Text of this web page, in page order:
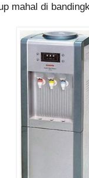
mahal di